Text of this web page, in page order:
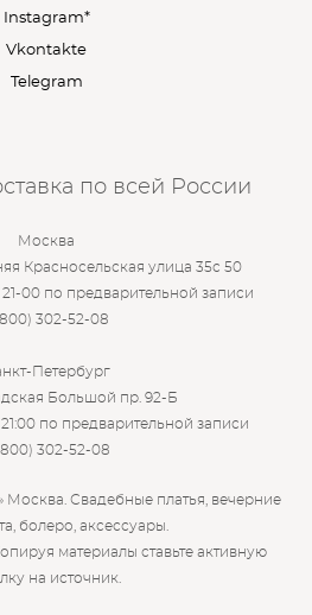
Instagram*
Vkontakte
Telegram
по всей России
Москва
Красносельская улица 35с 50
00 по предварительной записи
302-52-08
Петербург
Большой пр. 92-Б
по предварительной записи
302-52-08
Москва. Свадебные платья, вечерние
болеро, аксессуары.
материалы ставьте активную
на источник.